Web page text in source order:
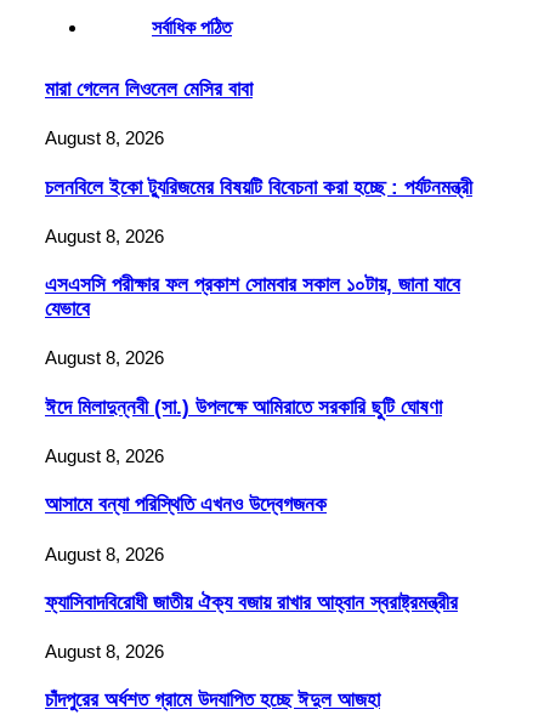
সর্বাধিক পঠিত
মারা গেলেন লিওনেল মেসির বাবা
August 8, 2026
চলনবিলে ইকো ট্যুরিজমের বিষয়টি বিবেচনা করা হচ্ছে : পর্যটনমন্ত্রী
August 8, 2026
এসএসসি পরীক্ষার ফল প্রকাশ সোমবার সকাল ১০টায়, জানা যাবে
যেভাবে
August 8, 2026
ঈদে মিলাদুন্নবী (সা.) উপলক্ষে আমিরাতে সরকারি ছুটি ঘোষণা
August 8, 2026
আসামে বন্যা পরিস্থিতি এখনও উদ্বেগজনক
August 8, 2026
ফ্যাসিবাদবিরোধী জাতীয় ঐক্য বজায় রাখার আহ্বান স্বরাষ্ট্রমন্ত্রীর
August 8, 2026
চাঁদপুরের অর্ধশত গ্রামে উদযাপিত হচ্ছে ঈদুল আজহা